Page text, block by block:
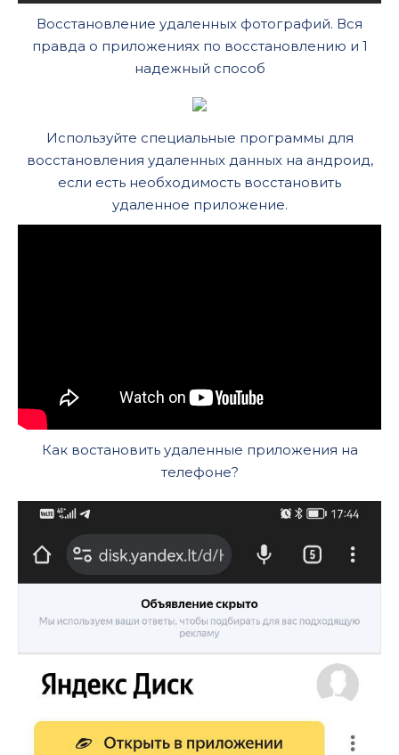
Восстановление удаленных фотографий. Вся
правда о приложениях по восстановлению и 1
надежный способ
Используйте специальные программы для
восстановления удаленных данных на андроид,
если есть необходимость восстановить
удаленное приложение.
Как востановить удаленные приложения на
телефоне?